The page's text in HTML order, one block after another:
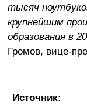
тысяч
крупнейшим
образования в
Громов, вице-
Источник: